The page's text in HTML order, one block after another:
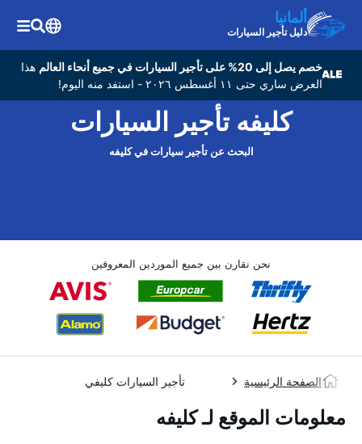
ألمانيا
دليل تأجير السيارات
خصم يصل إلى 20% على تأجير السيارات في جميع أنحاء العالم
هذا
العرض ساري حتى ١١ أغسطس ٢٠٢٦ - استفد منه اليوم!
كليفه تأجير السيارات
البحث عن تأجير سيارات في كليفه
نحن نقارن بين جميع الموردين المعروفين
الصفحة الرئيسية تأجير السيارات كليفي
معلومات الموقع لـ كليفه